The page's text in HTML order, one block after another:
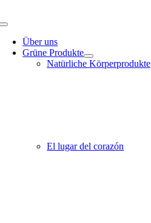
Inhalt
Toggle
NavigationÜber uns
Grüne Produkte
Natürliche Körperprodukte
El lugar del corazón